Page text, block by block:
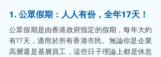
1. 公眾假期：人人有份，全年17天！
公眾假期是由香港政府指定的假期，每年大約
有17天，適用於所有香港市民。無論你是企業
高層還是基層員工，這些日子理論上都是休息